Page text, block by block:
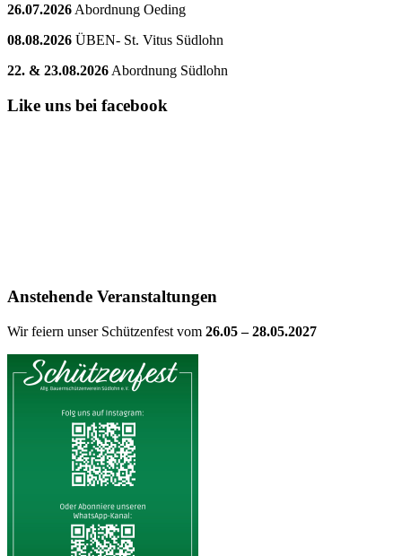
26.07.2026 Abordnung Oeding
08.08.2026 ÜBEN- St. Vitus Südlohn
22. & 23.08.2026 Abordnung Südlohn
Like uns bei facebook
Anstehende Veranstaltungen
Wir feiern unser Schützenfest vom 26.05 – 28.05.2027